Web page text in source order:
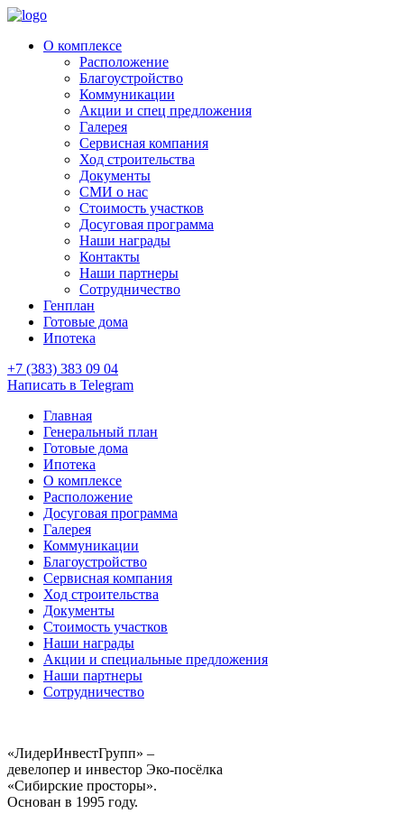
О комплексе
Расположение
Благоустройство
Коммуникации
Акции и спец предложения
Галерея
Сервисная компания
Ход строительства
Документы
СМИ о нас
Стоимость участков
Досуговая программа
Наши награды
Контакты
Наши партнеры
Сотрудничество
Генплан
Готовые дома
Ипотека
+7 (383) 383 09 04
Написать в Telegram
Главная
Генеральный план
Готовые дома
Ипотека
О комплексе
Расположение
Досуговая программа
Галерея
Коммуникации
Благоустройство
Сервисная компания
Ход строительства
Документы
Стоимость участков
Наши награды
Акции и специальные предложения
Наши партнеры
Сотрудничество
«ЛидерИнвестГрупп» –
девелопер и инвестор Эко-посёлка
«Сибирские просторы».
Основан в 1995 году.